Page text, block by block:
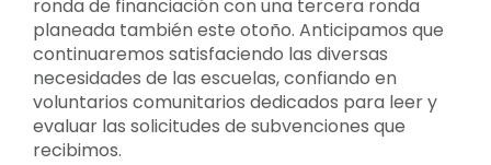
ronda de financiación con una tercera ronda
planeada también este otoño. Anticipamos que
continuaremos satisfaciendo las diversas
necesidades de las escuelas, confiando en
voluntarios comunitarios dedicados para leer y
evaluar las solicitudes de subvenciones que
recibimos.